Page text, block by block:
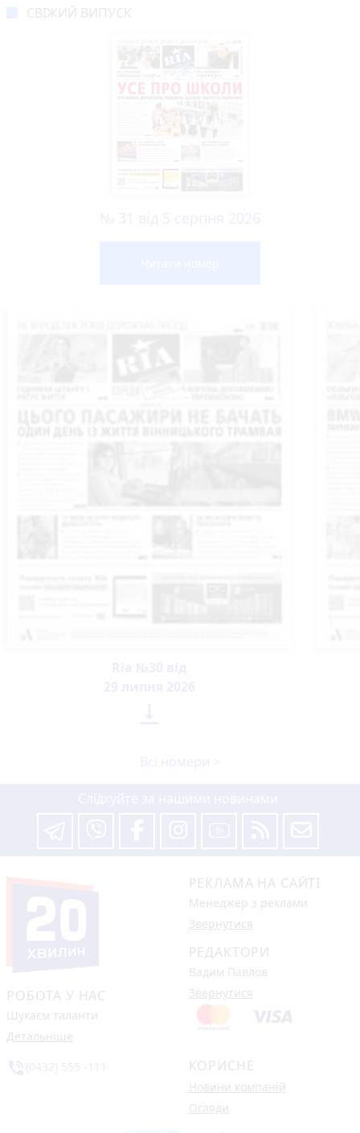
РОБОТА У НАС
Шукаєм таланти
Детальніше
РЕКЛАМА НА САЙТІ
Менеджер з реклами
Звернутися
РЕДАКТОРИ
Вадим Павлов
Звернутися
КОРИСНЕ
Новини компаній
Огляди